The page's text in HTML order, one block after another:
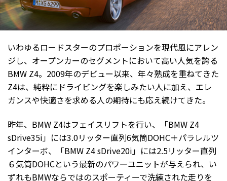
いわゆるロードスターのプロポーションを現代風にアレン
ジし、オープンカーのセグメントにおいて高い人気を誇る
BMW Z4。2009年のデビュー以来、年々熟成を重ねてきた
Z4は、純粋にドライビングを楽しみたい人に加え、エレ
ガンスや快適さを求める人の期待にも応え続けてきた。
昨年、BMW Z4はフェイスリフトを行い、「BMW Z4
sDrive35i」には3.0リッター直列6気筒DOHC＋パラレルツ
インターボ、「BMW Z4 sDrive20i」には2.5リッター直列
６気筒DOHCという最新のパワーユニットが与えられ、い
ずれもBMWならではのスポーティーで洗練された走りを